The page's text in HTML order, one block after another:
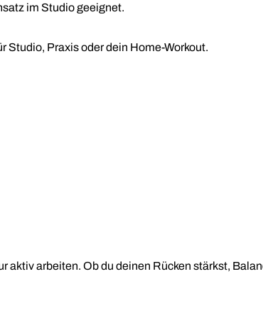
im Studio geeignet.
Studio, Praxis oder dein Home-Workout.
arbeiten. Ob du deinen Rücken stärkst,